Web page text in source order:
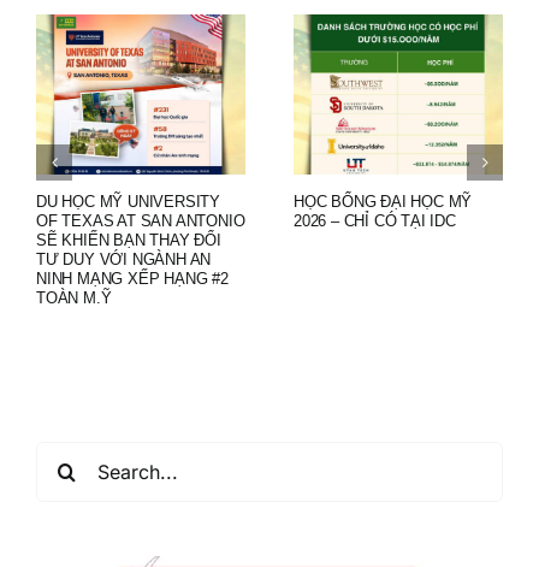
DU HỌC MỸ UNIVERSITY
OF TEXAS AT SAN ANTONIO
SẼ KHIẾN BẠN THAY ĐỔI
TƯ DUY VỚI NGÀNH AN
NINH MẠNG XẾP HẠNG #2
TOÀN M.Ỹ
HỌC BỔNG ĐẠI HỌC MỸ
2026 – CHỈ CÓ TẠI IDC
for: